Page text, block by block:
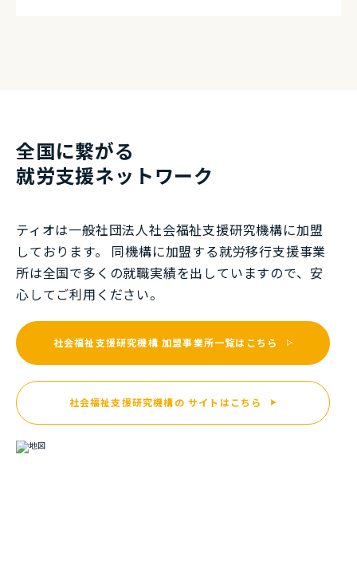
全国に繋がる
就労⽀援ネットワーク
ティオは一般社団法⼈社会福祉⽀援研究機構に加盟
しております。 同機構に加盟する就労移⾏⽀援事業
所は全国で多くの就職実績を出していますので、安
⼼してご利⽤ください。
社会福祉支援研究機構 加盟事業所一覧はこちら
社会福祉支援研究機構の サイトはこちら